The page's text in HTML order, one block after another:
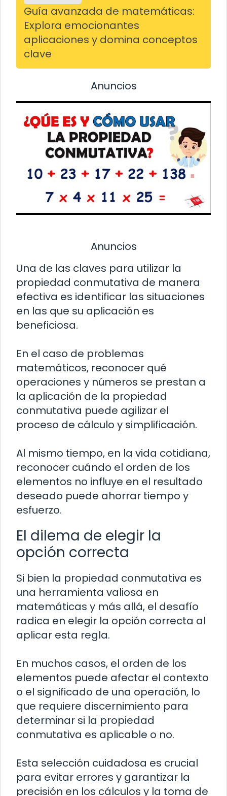
Guía avanzada de matemáticas:
Explora emocionantes
aplicaciones y domina conceptos
clave
Anuncios
Anuncios
Una de las claves para utilizar la
propiedad conmutativa de manera
efectiva es identificar las situaciones
en las que su aplicación es
beneficiosa.
En el caso de problemas
matemáticos, reconocer qué
operaciones y números se prestan a
la aplicación de la propiedad
conmutativa puede agilizar el
proceso de cálculo y simplificación.
Al mismo tiempo, en la vida cotidiana,
reconocer cuándo el orden de los
elementos no influye en el resultado
deseado puede ahorrar tiempo y
esfuerzo.
El dilema de elegir la
opción correcta
Si bien la propiedad conmutativa es
una herramienta valiosa en
matemáticas y más allá, el desafío
radica en elegir la opción correcta al
aplicar esta regla.
En muchos casos, el orden de los
elementos puede afectar el contexto
o el significado de una operación, lo
que requiere discernimiento para
determinar si la propiedad
conmutativa es aplicable o no.
Esta selección cuidadosa es crucial
para evitar errores y garantizar la
precisión en los cálculos y la toma de